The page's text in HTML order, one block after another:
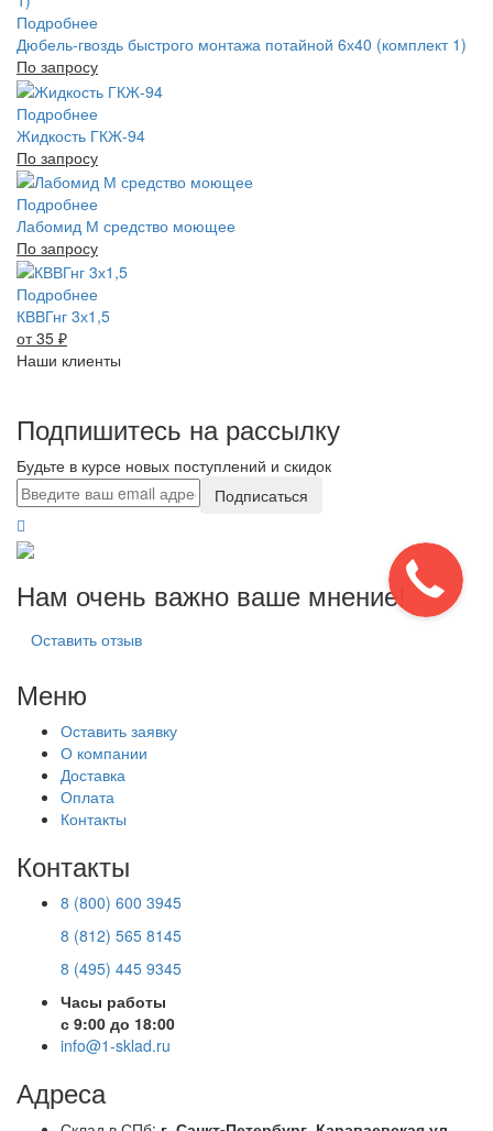
Подробнее
Дюбель-гвоздь быстрого монтажа потайной 6х40 (комплект 1)
По запросу
Подробнее
Жидкость ГКЖ-94
По запросу
Подробнее
Лабомид М средство моющее
По запросу
Подробнее
КВВГнг 3х1,5
от 35 ₽
Наши клиенты
Подпишитесь на рассылку
Будьте в курсе новых поступлений и скидок
Подписаться
Нам очень важно ваше мнение!
Оставить отзыв
Меню
Оставить заявку
О компании
Доставка
Оплата
Контакты
Контакты
8 (800) 600 3945
8 (812) 565 8145
8 (495) 445 9345
Часы работы
с 9:00 до 18:00
info@1-sklad.ru
Адреса